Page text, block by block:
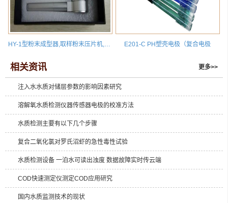
HY-1型粉末成型器,取样粉末压片机,压粉器 E201-C PH塑壳电极（复合电极
相关资讯 更多>>
注入水水质对储层参数的影响因素研究
溶解氧水质检测仪器传感器电极的校准方法
水质检测主要有以下几个步骤
复合二氧化氯对罗氏沼虾的急性毒性试验
水质检测设备 一泊水可读出浊度 数据故障实时传云端
COD快速测定仪测定COD应用研究
国内水质监测技术的现状